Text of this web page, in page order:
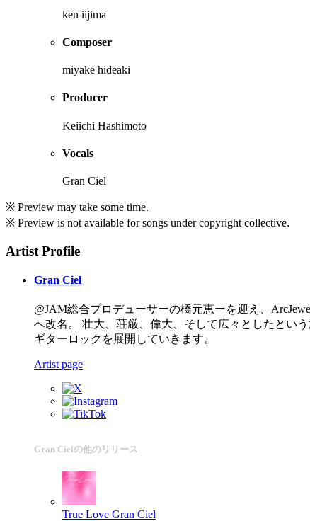
ken iijima
Composer
miyake hideaki
Producer
Keiichi Hashimoto
Vocals
Gran Ciel
※ Preview may take some time.
※ Preview is not available for songs under copyright collective.
Artist Profile
Gran Ciel
@JAM総合プロデューサーの橋元恵ーを迎え、
へ改名。 壮大、荘厳、偉大、そして広々としたとい
ギターロックを展開していきます。
Artist page
Gran Cielの他のリリース
True Love Gran Ciel